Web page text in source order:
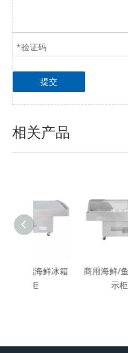
提交
相关产品
商用海鲜/鱼陈列冰箱展